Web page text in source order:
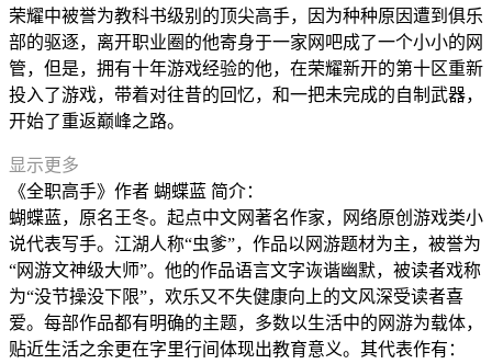
荣耀中被誉为教科书级别的顶尖高手，因为种种原因遭到俱乐
部的驱逐，离开职业圈的他寄身于一家网吧成了一个小小的网
管，但是，拥有十年游戏经验的他，在荣耀新开的第十区重新
投入了游戏，带着对往昔的回忆，和一把未完成的自制武器，
开始了重返巅峰之路。
显示更多
《全职高手》作者 蝴蝶蓝 简介：
蝴蝶蓝，原名王冬。起点中文网著名作家，网络原创游戏类小
说代表写手。江湖人称“虫爹”，作品以网游题材为主，被誉为
“网游文神级大师”。他的作品语言文字诙谐幽默，被读者戏称
为“没节操没下限”，欢乐又不失健康向上的文风深受读者喜
爱。每部作品都有明确的主题，多数以生活中的网游为载体，
贴近生活之余更在字里行间体现出教育意义。其代表作有：